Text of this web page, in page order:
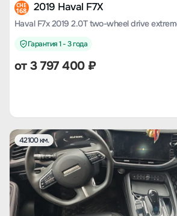
CHE
168 2019 Haval F7X
Гарантия 1 - 3 года
от3 797 400₽
42100 км.